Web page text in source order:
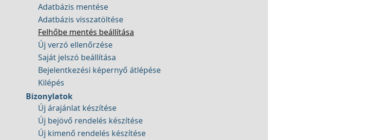
Adatbázis mentése
Adatbázis visszatöltése
Felhőbe mentés beállítása
Új verzó ellenőrzése
Saját jelszó beállítása
Bejelentkezési képernyő átlépése
Kilépés
Bizonylatok
Új árajánlat készítése
Új bejövő rendelés készítése
Új kimenő rendelés készítése